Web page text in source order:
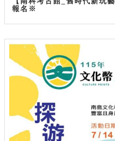
報名※